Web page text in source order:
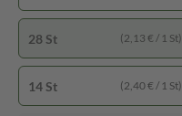
28 St (2,13 € / 1 St)
14 St (2,40 € / 1 St)